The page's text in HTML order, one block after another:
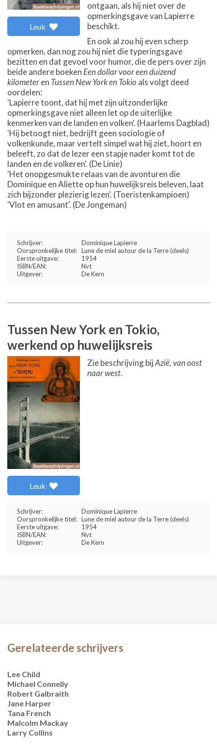
Leuk
ontgaan, als hij niet over de
opmerkingsgave van Lapierre
beschikt.
En ook al zou hij even scherp
opmerken, dan nog zou hij niet die typeringsgave
bezitten en dat gevoel voor humor, die de pers over zijn
beide andere boeken Een dollar voor een duizend
kilometeren Tussen New York en Tokio als volgt deed
oordelen:
'Lapierre toont, dat hij met zijn uitzonderlijke
opmerkingsgave niet alleen let op de uiterlijke
kenmerken van de landen en volken'. (Haarlems Dagblad)
'Hij betoogt niet, bedrijft geen sociologie of
volkenkunde, maar vertelt simpel wat hij ziet, hoort en
beleeft, zo dat de lezer een stapje nader komt tot de
landen en de volkeren'. (De Linie)
'Het onopgesmukte relaas van de avonturen die
Dominique en Aliette op hun huwelijksreis beleven, laat
zich bijzonder plezierig lezen'. (Toeristenkampioen)
'Vlot en amusant'. (De Jongeman)
Schrijver:
Dominique Lapierre
Oorspronkelijke titel: Lune de miel autour de la Terre (deels)
Eerste uitgave:
1954
ISBN/EAN:
Nvt
Uitgever:
De Kern
Tussen New York en Tokio,
werkend op huwelijksreis
Leuk
Zie beschrijving bijAzië, van oost
naar west.
Schrijver:
Dominique Lapierre
Oorspronkelijke titel: Lune de miel autour de la Terre (deels)
Eerste uitgave:
1954
ISBN/EAN:
Nvt
Uitgever:
De Kern
Gerelateerde schrijvers
Lee Child
Michael Connelly
Robert Galbraith
Jane Harper
Tana French
Malcolm Mackay
Larry Collins